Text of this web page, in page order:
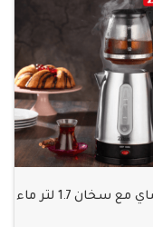
محضر شاي مع سخان 1.7 لتر ماء